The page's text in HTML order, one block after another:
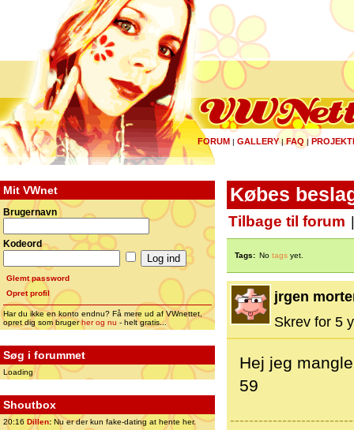
FORUM | GALLERY|FAQ |
Mit VWnet
Brugernavn
Kodeord
Glemt password
Opret profil
Har du ikke en konto endnu? Få mere ud af VWnettet,
opret dig som brugerher og nu - helt gratis...
Søg i forummet
Loading
Shoutbox
20:16 Dillen: Nu er der kun fake-dating at hente her.
Købes
Tilbage til forum
Tags: No tags yet.
jrgen
Skrev for 5
Hej jeg
59